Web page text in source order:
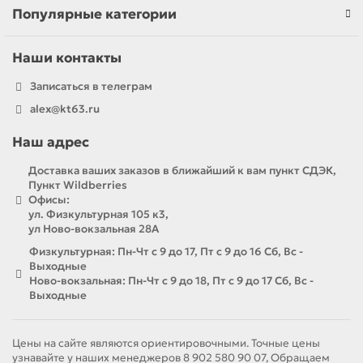
безопасность ваших документов и соблюдение
максимальной осторожностью.
Применение сканирования
- Офисные документы: Сканируйте важные отчеты,
контракты и презентации для удобного хранения и обмена
информацией в цифровом формате.
лекций и схем поможет сохранить их в доступном виде и
упростит процесс обучения.
- Личные документы: Сохраните важные документы, такие
повреждений.
Популярные категории
Наши контакты
Записаться в телеграм
alex@kt63.ru
Наш адрес
Доставка ваших заказов в ближайший к вам пункт СДЭК,
Пункт Wildberries
Офисы:
ул. Физкультурная 105 к3,
ул Ново-вокзальная 28А
Физкультурная: Пн-Чт с 9 до 17, Пт с 9 до 16 Сб, Вс -
Выходные
Ново-вокзальная: Пн-Чт с 9 до 18, Пт с 9 до 17 Сб, Вс -
Выходные
Цены на сайте являются ориентировочными. Точные цены
узнавайте у наших менеджеров 8 902 580 90 07, Обращаем